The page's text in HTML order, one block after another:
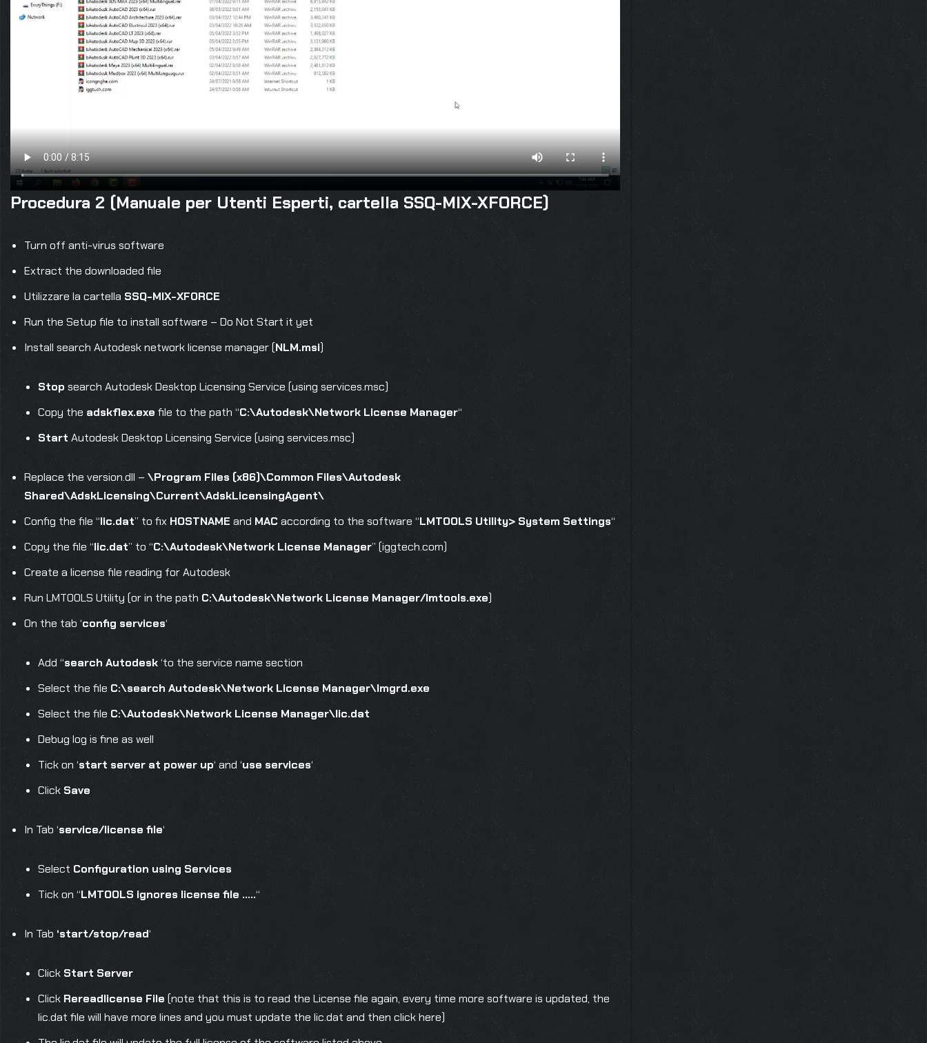
Procedura 2 (Manuale per Utenti Esperti, cartella SSQ-MIX-XFORCE)
Turn off anti-virus software
Extract the downloaded file
Utilizzare la cartella SSQ-MIX-XFORCE
Run the Setup file to install software – Do Not Start it yet
Install search Autodesk network license manager (NLM.msi)
Stop search Autodesk Desktop Licensing Service (using services.msc)
Copy the adskflex.exe file to the path “C:\Autodesk\Network License Manager“
StartAutodesk Desktop Licensing Service (using services.msc)
Replace the version.dll – \Program Files (x86)\Common Files\Autodesk
Shared\AdskLicensing\Current\AdskLicensingAgent\
Config the file “lic.dat” to fix HOSTNAME and MACaccording to the software “LMTOOLS Utility> System Settings“
Copy the file “lic.dat” to “C:\Autodesk\Network License Manager” (iggtech.com)
Create a license file reading for Autodesk
Run LMTOOLS Utility (or in the path C:\Autodesk\Network License Manager/lmtools.exe)
On the tab ‘config services‘
Add “search Autodesk‘to the service name section
Select the file C:\search Autodesk\Network License Manager\lmgrd.exe
Select the file C:\Autodesk\Network License Manager\lic.dat
Debug log is fine as well
Tick on ‘start server at power up‘ and ‘use services‘
Click Save
In Tab ‘service/license file‘
Select Configuration using Services
Tick on “LMTOOLS ignores license file …..“
In Tab ‘start/stop/read‘
Click Start Server
Click Rereadlicense File (note that this is to read the License file again, every time more software is updated, the
lic.dat file will have more lines and you must update the lic.dat and then click here)